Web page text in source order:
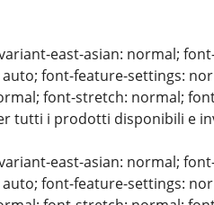
east-asian: normal;
font-feature-settings:
font-stretch: normal;
tutti i prodotti disponibili e
east-asian: normal;
font-feature-settings: